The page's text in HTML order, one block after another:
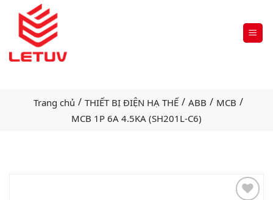
Trang chủ / THIẾT BỊ ĐIỆN HẠ THẾ / ABB / MCB /
MCB 1P 6A 4.5KA (SH201L-C6)